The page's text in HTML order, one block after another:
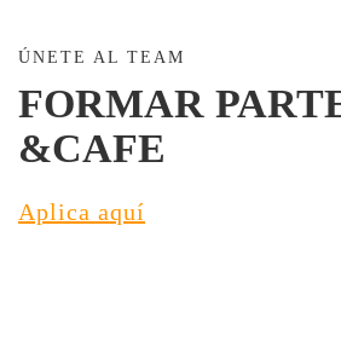
ÚNETE AL TEAM
FORMAR
&CAFE
Aplica aquí